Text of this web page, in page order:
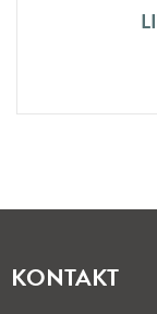
KONTAKT